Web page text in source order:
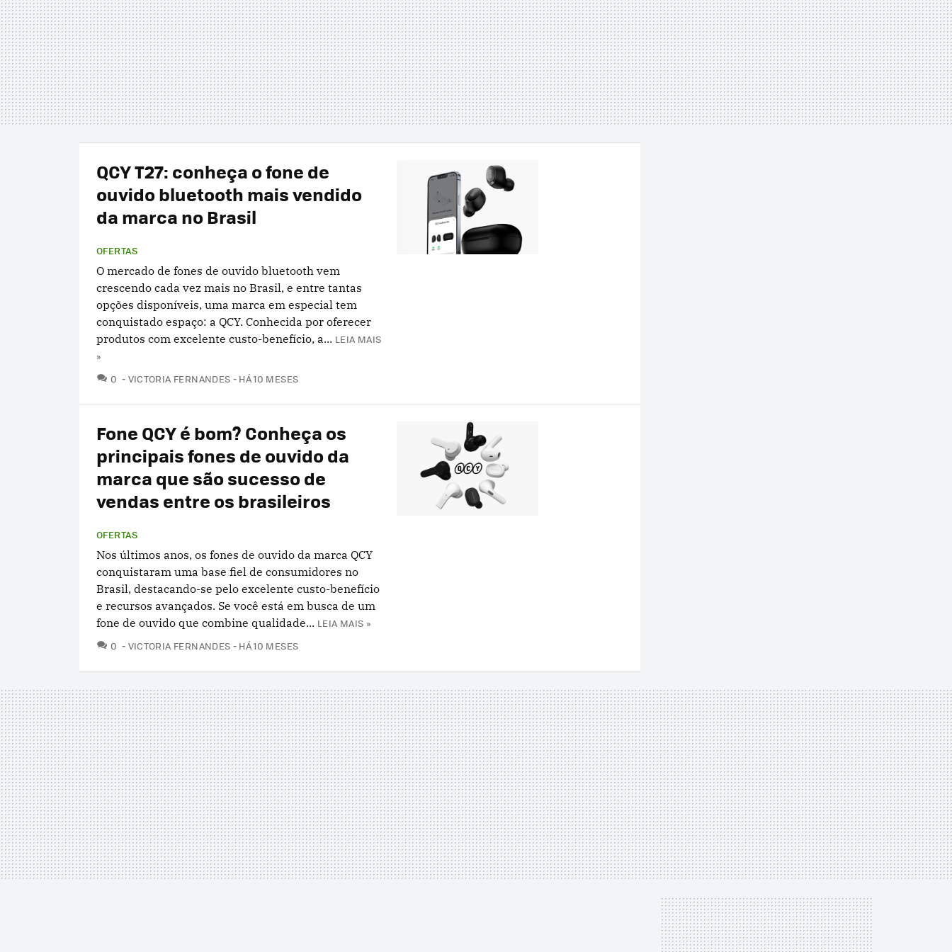
QCY T27: conheça o fone de
ouvido bluetooth mais vendido
da marca no Brasil
OFERTAS
O mercado de fones de ouvido bluetooth vem
crescendo cada vez mais no Brasil, e entre tantas
opções disponíveis, uma marca em especial tem
conquistado espaço: a QCY. Conhecida por oferecer
produtos com excelente custo-benefício, a... LEIA MAIS
»
0 COMENTÁRIOS
VICTORIA FERNANDES HÁ 10 MESES
Fone QCY é bom? Conheça os
principais fones de ouvido da
marca que são sucesso de
vendas entre os brasileiros
OFERTAS
Nos últimos anos, os fones de ouvido da marca QCY
conquistaram uma base fiel de consumidores no
Brasil, destacando-se pelo excelente custo-benefício
e recursos avançados. Se você está em busca de um
fone de ouvido que combine qualidade... LEIA MAIS »
0 COMENTÁRIOS
VICTORIA FERNANDES HÁ 10 MESES